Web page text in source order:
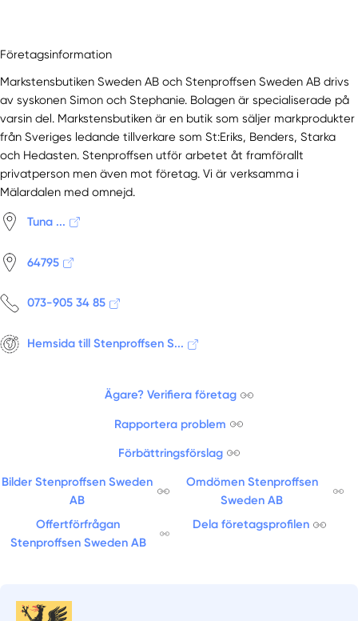
Företagsinformation
Markstensbutiken Sweden AB och Stenproffsen Sweden AB drivs
av syskonen Simon och Stephanie. Bolagen är specialiserade på
varsin del. Markstensbutiken är en butik som säljer markprodukter
från Sveriges ledande tillverkare som St:Eriks, Benders, Starka
och Hedasten. Stenproffsen utför arbetet åt framförallt
privatperson men även mot företag. Vi är verksamma i
Mälardalen med omnejd.
Tuna ...
64795
073-905 34 85
Hemsida till Stenproffsen S...
Ägare? Verifiera företag
Rapportera problem
Förbättringsförslag
Bilder Stenproffsen Sweden
AB
Omdömen Stenproffsen
Sweden AB
Offertförfrågan
Stenproffsen Sweden AB
Dela företagsprofilen